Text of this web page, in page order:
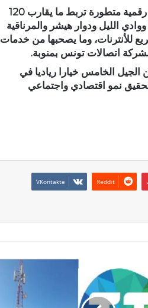
وفي ذات السياق، وضمن مشاريع الشركة التي توفر بالجهة بنية تحتية رقمية متطورة تربط ما يقارب 120
الليل ودوار هيشر والمرناقية
للأنترنات، وما يصحبها من خدمات
اتصالات تونس بمنوبة.
الجيل الخامس خيارا رياديا في
نمو اقتصادي واجتماعي